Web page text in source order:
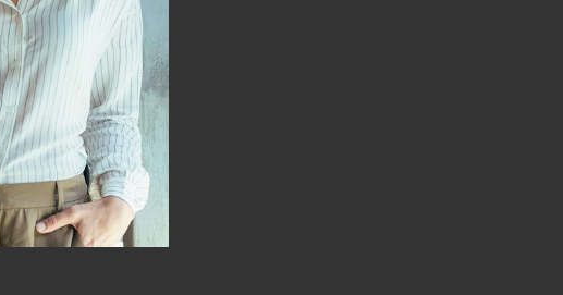
godine u toj
su na veliki pad
građana. Grčki
zarad boljeg